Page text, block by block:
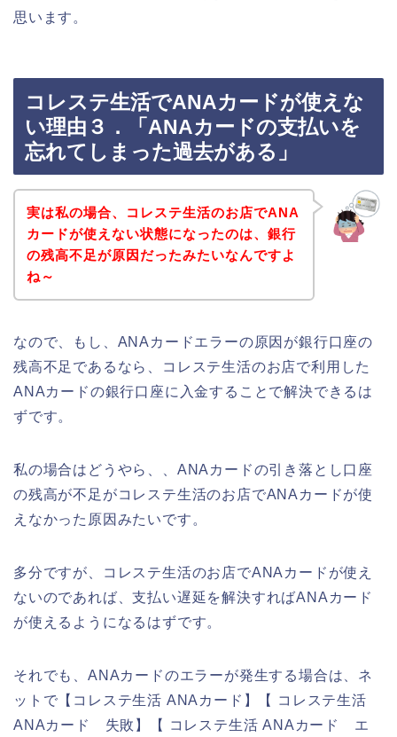
思います。
コレステ生活でANAカードが使えな
い理由３．「ANAカードの支払いを
忘れてしまった過去がある」
実は私の場合、コレステ生活のお店でANA
カードが使えない状態になったのは、銀行
の残高不足が原因だったみたいなんですよ
ね～
なので、もし、ANAカードエラーの原因が銀行口座の
残高不足であるなら、コレステ生活のお店で利用した
ANAカードの銀行口座に入金することで解決できるは
ずです。
私の場合はどうやら、、ANAカードの引き落とし口座
の残高が不足がコレステ生活のお店でANAカードが使
えなかった原因みたいです。
多分ですが、コレステ生活のお店でANAカードが使え
ないのであれば、支払い遅延を解決すればANAカード
が使えるようになるはずです。
それでも、ANAカードのエラーが発生する場合は、ネ
ットで【コレステ生活 ANAカード】【 コレステ生活
ANAカード 失敗】【 コレステ生活 ANAカード エ